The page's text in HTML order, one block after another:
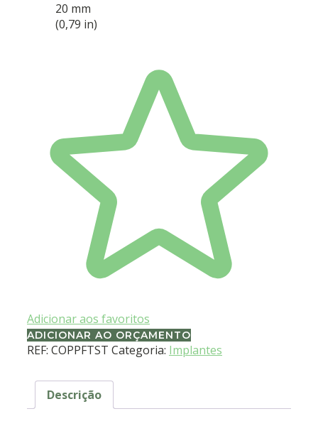
20 mm
(0,79 in)
Adicionar aos favoritos
ADICIONAR AO ORÇAMENTO
REF: COPPFTST Categoria: Implantes
Descrição